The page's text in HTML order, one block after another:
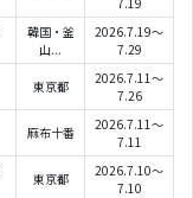
韓国・釜
山...
2026.7.19～
7.29
東京都
2026.7.11～
7.26
麻布十番
2026.7.11～
7.11
東京都
2026.7.10～
7.10